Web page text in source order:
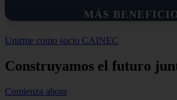
MÁS
Unirme como socio CAINEC
Construyamos el futuro
Comienza ahora